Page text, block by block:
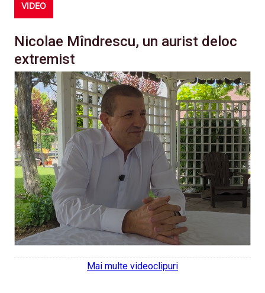
VIDEO
Nicolae Mîndrescu, un aurist deloc
extremist
Mai multe videoclipuri